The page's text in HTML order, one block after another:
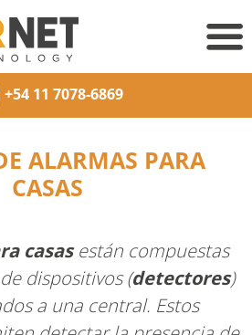
+54 11 7078-6869
ALARMAS PARA
CASAS
casasestán compuestas
dispositivos (detectores)
a una central. Estos